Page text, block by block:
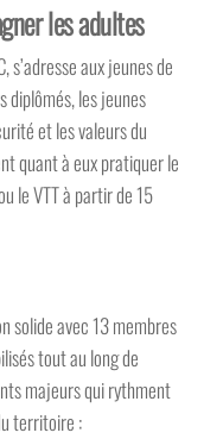
les adultes
s’adresse aux jeunes de
diplômés, les jeunes
et les valeurs du
quant à eux pratiquer le
le VTT à partir de 15
solide avec 13 membres
tout au long de
majeurs qui rythment
territoire :